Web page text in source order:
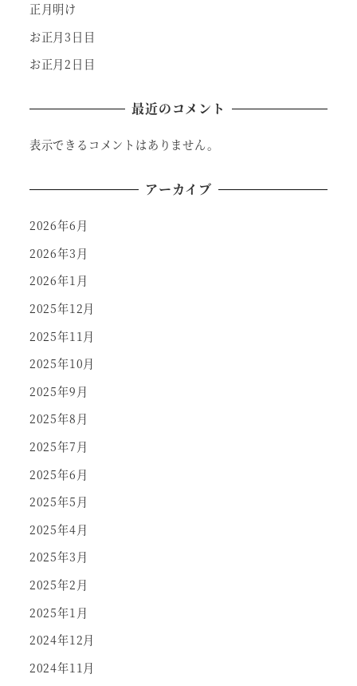
正月明け
お正月3日目
お正月2日目
最近のコメント
表示できるコメントはありません。
アーカイブ
2026年6月
2026年3月
2026年1月
2025年12月
2025年11月
2025年10月
2025年9月
2025年8月
2025年7月
2025年6月
2025年5月
2025年4月
2025年3月
2025年2月
2025年1月
2024年12月
2024年11月